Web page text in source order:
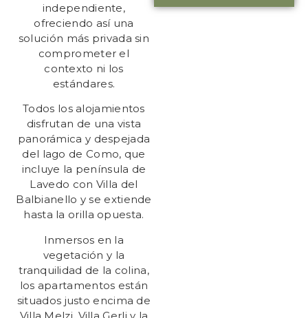
independiente,
ofreciendo así una
solución más privada sin
comprometer el
contexto ni los
estándares.
Todos los alojamientos
disfrutan de una vista
panorámica y despejada
del lago de Como, que
incluye la península de
Lavedo con Villa del
Balbianello y se extiende
hasta la orilla opuesta.
Inmersos en la
vegetación y la
tranquilidad de la colina,
los apartamentos están
situados justo encima de
Villa Melzi, Villa Gerli y la